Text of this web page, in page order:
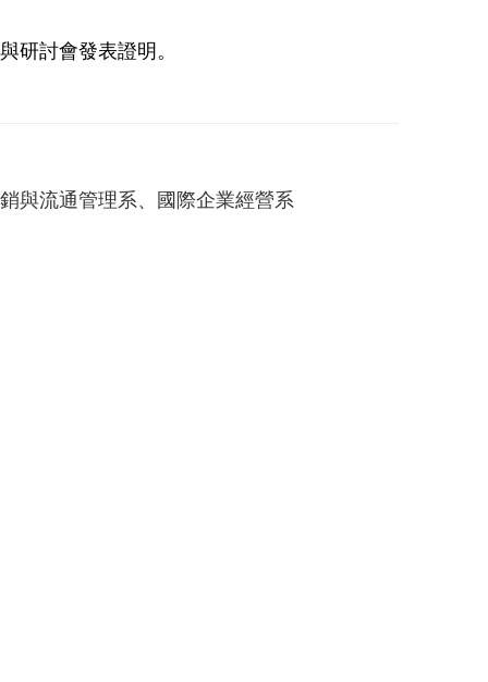
研討會發表證明。
與流通管理系、國際企業經營系